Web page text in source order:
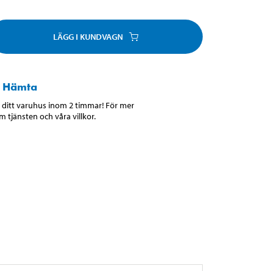
LÄGG I KUNDVAGN
Hämta
ditt varuhus inom 2 timmar! För mer
tjänsten och våra villkor.